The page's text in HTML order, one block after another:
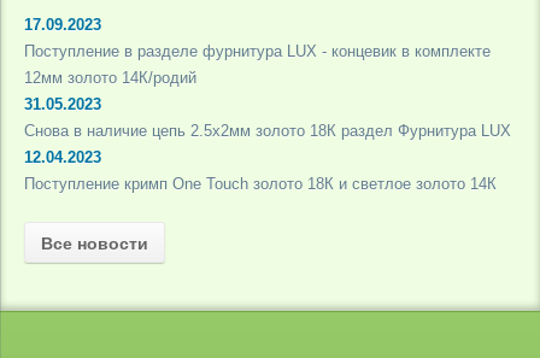
17.09.2023
Поступление в разделе фурнитура LUX - концевик в комплекте
12мм золото 14К/родий
31.05.2023
Снова в наличие цепь 2.5х2мм золото 18К раздел Фурнитура LUX
12.04.2023
Поступление кримп One Touch золото 18К и светлое золото 14К
Все новости